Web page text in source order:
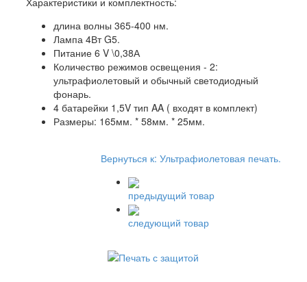
длина волны 365-400 нм.
Лампа 4Вт G5.
Питание 6 V \0,38А
Количество режимов освещения - 2:
ультрафиолетовый и обычный светодиодный
фонарь.
4 батарейки 1,5V тип AA ( входят в комплект)
Размеры: 165мм. * 58мм. * 25мм.
Вернуться к: Ультрафиолетовая печать.
предыдущий товар
следующий товар